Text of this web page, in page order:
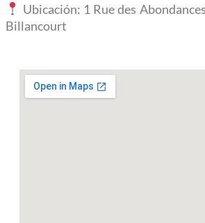
Ubicación: 1 Rue des
Billancourt